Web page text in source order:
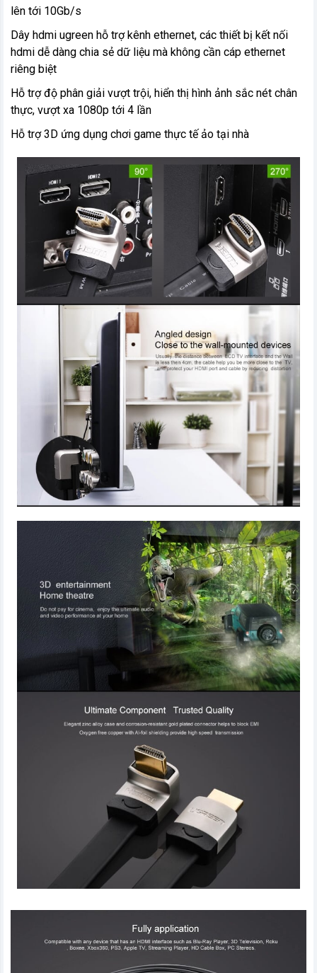
lên tới 10Gb/s
Dây hdmi ugreen hỗ trợ kênh ethernet, các thiết bị kết nối
hdmi dễ dàng chia sẻ dữ liệu mà không cần cáp ethernet
riêng biệt
Hỗ trợ độ phân giải vượt trội, hiển thị hình ảnh sắc nét chân
thực, vượt xa 1080p tới 4 lần
Hỗ trợ 3D ứng dụng chơi game thực tế ảo tại nhà